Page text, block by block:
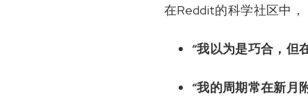
在Reddit的科学社区中，
“我以为是巧合，但
“我的周期常在新月